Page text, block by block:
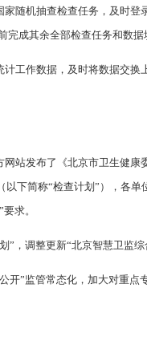
家随机抽查检查任务，及时
完成其余全部检查任务和数据
计工作数据，及时将数据交
网站发布了《北京市卫生健
下简称“检查计划”），各
求。
”，调整更新“北京智慧卫
开”监管常态化，加大对重